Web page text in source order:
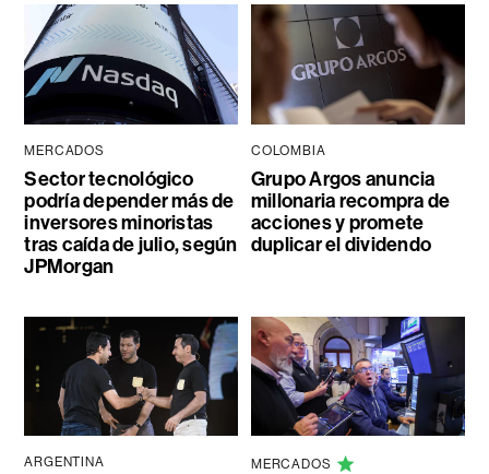
MERCADOS
Sector tecnológico
podría depender más de
inversores minoristas
tras caída de julio, según
JPMorgan
COLOMBIA
Grupo Argos anuncia
millonaria recompra de
acciones y promete
duplicar el dividendo
ARGENTINA MERCADOS